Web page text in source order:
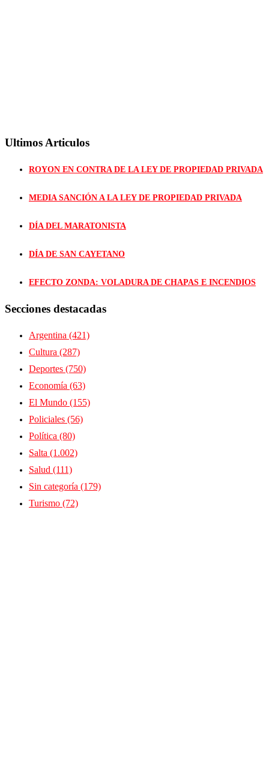
Ultimos Articulos
ROYON EN CONTRA DE LA LEY DE PROPIEDAD PRIVADA
MEDIA SANCIÓN A LA LEY DE PROPIEDAD PRIVADA
DÍA DEL MARATONISTA
DÍA DE SAN CAYETANO
EFECTO ZONDA: VOLADURA DE CHAPAS E INCENDIOS
Secciones destacadas
Argentina (421)
Cultura (287)
Deportes (750)
Economía (63)
El Mundo (155)
Policiales (56)
Política (80)
Salta (1.002)
Salud (111)
Sin categoría (179)
Turismo (72)